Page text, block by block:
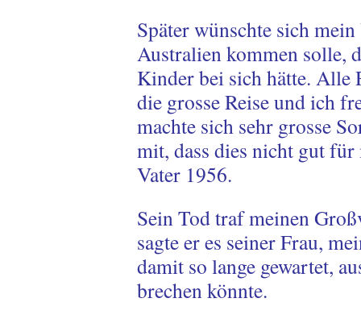
Später wünschte sich
Australien kommen solle,
Kinder bei sich hätte. Alle
die grosse Reise und ich
machte sich sehr grosse
mit, dass dies nicht gut
Vater 1956.
Sein Tod traf meinen
sagte er es seiner Frau,
damit so lange gewartet,
brechen könnte.